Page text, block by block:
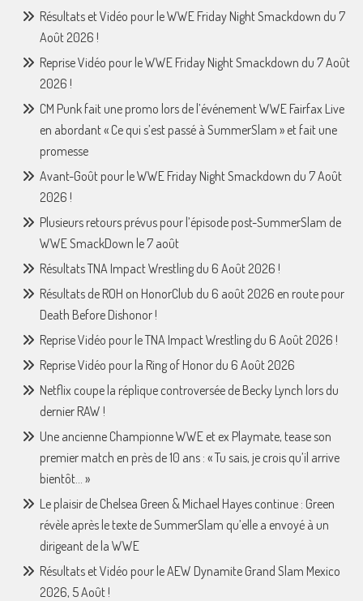
Résultats et Vidéo pour le WWE Friday Night Smackdown du 7
Août 2026 !
Reprise Vidéo pour le WWE Friday Night Smackdown du 7 Août
2026 !
CM Punk fait une promo lors de l’événement WWE Fairfax Live
en abordant « Ce qui s’est passé à SummerSlam » et fait une
promesse
Avant-Goût pour le WWE Friday Night Smackdown du 7 Août
2026 !
Plusieurs retours prévus pour l’épisode post-SummerSlam de
WWE SmackDown le 7 août
Résultats TNA Impact Wrestling du 6 Août 2026 !
Résultats de ROH on HonorClub du 6 août 2026 en route pour
Death Before Dishonor !
Reprise Vidéo pour le TNA Impact Wrestling du 6 Août 2026 !
Reprise Vidéo pour la Ring of Honor du 6 Août 2026
Netflix coupe la réplique controversée de Becky Lynch lors du
dernier RAW !
Une ancienne Championne WWE et ex Playmate, tease son
premier match en près de 10 ans : « Tu sais, je crois qu’il arrive
bientôt… »
Le plaisir de Chelsea Green & Michael Hayes continue : Green
révèle après le texte de SummerSlam qu’elle a envoyé à un
dirigeant de la WWE
Résultats et Vidéo pour le AEW Dynamite Grand Slam Mexico
2026, 5 Août !